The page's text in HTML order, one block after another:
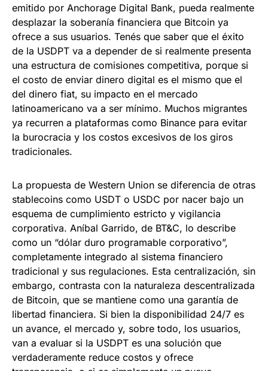
emitido por Anchorage Digital Bank, pueda realmente
desplazar la soberanía financiera que Bitcoin ya
ofrece a sus usuarios. Tenés que saber que el éxito
de la USDPT va a depender de si realmente presenta
una estructura de comisiones competitiva, porque si
el costo de enviar dinero digital es el mismo que el
del dinero fiat, su impacto en el mercado
latinoamericano va a ser mínimo. Muchos migrantes
ya recurren a plataformas como Binance para evitar
la burocracia y los costos excesivos de los giros
tradicionales.
La propuesta de Western Union se diferencia de otras
stablecoins como USDT o USDC por nacer bajo un
esquema de cumplimiento estricto y vigilancia
corporativa. Aníbal Garrido, de BT&C, lo describe
como un “dólar duro programable corporativo”,
completamente integrado al sistema financiero
tradicional y sus regulaciones. Esta centralización, sin
embargo, contrasta con la naturaleza descentralizada
de Bitcoin, que se mantiene como una garantía de
libertad financiera. Si bien la disponibilidad 24/7 es
un avance, el mercado y, sobre todo, los usuarios,
van a evaluar si la USDPT es una solución que
verdaderamente reduce costos y ofrece